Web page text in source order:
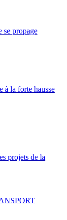
se propage
à la forte hausse
projets de la